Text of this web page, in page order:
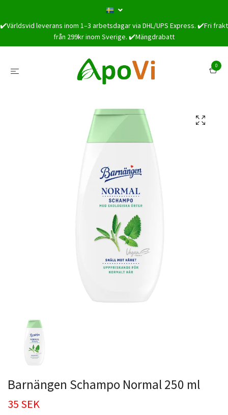
✔️Världsvid leverans inom 1–3 arbetsdagar via DHL/UPS Express. ✔️Fri frakt
från 299kr inom Sverige. ✔️Mängdrabatt
0
Barnängen Schampo Normal 250 ml
35 SEK